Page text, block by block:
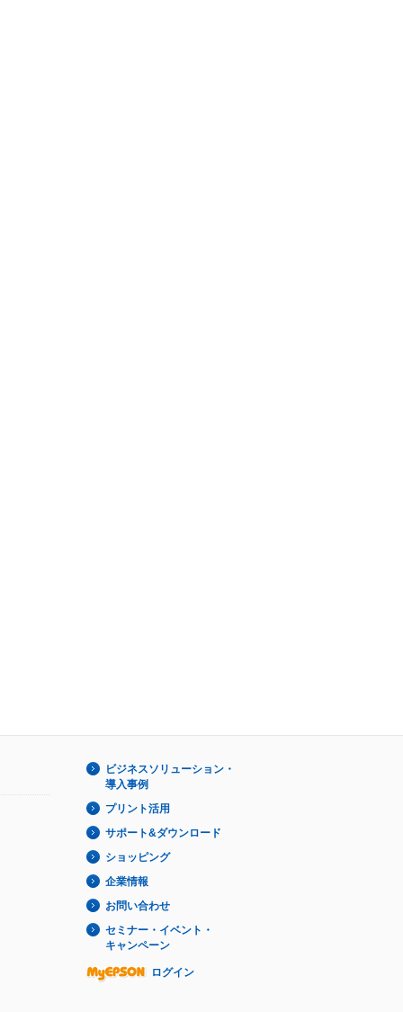
ビジネスソリューション・
導入事例
プリント活用
サポート&ダウンロード
ショッピング
企業情報
お問い合わせ
セミナー・イベント・
キャンペーン
ログイン